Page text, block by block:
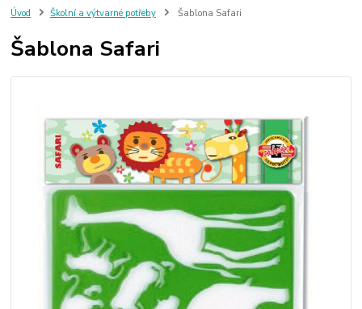
Úvod Školní a výtvarné potřeby Šablona Safari
Šablona Safari